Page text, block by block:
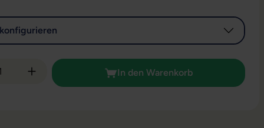
Anzahl: Gib den gewünschten Wert ein
In den Warenkorb